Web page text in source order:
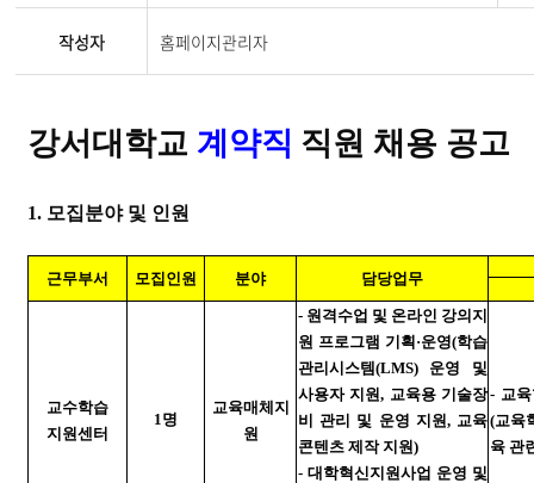
작성자 홈페이지관리자
강서대학교계약직 직원 채용 공고
1. 모집분야 및 인원
근무부서 모집인원 분야 담당업무
교수학습
지원센터
1명
교육매체지
원
- 원격수업 및 온라인 강의지
원 프로그램 기획 ·운영(학습
관리시스템(LMS) 운영 및
사용자 지원, 교육용 기술장
비 관리 및 운영 지원, 교육
콘텐츠 제작 지원)
- 대학혁신지원사업 운영 및
- 교
(교육
육 관